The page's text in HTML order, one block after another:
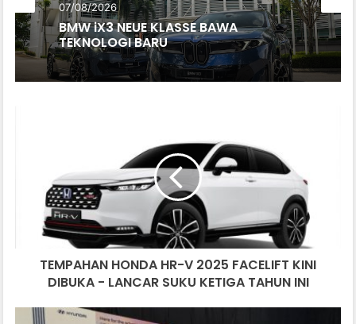
07/08/2026
BMW iX3 NEUE KLASSE BAWA
TEKNOLOGI BARU
FACELIFT
DIBUKA
-
LANCAR
TAHUN
TEMPAHAN HONDA HR-V 2025 FACELIFT KINI
DIBUKA - LANCAR SUKU KETIGA TAHUN INI
HYUNDAI